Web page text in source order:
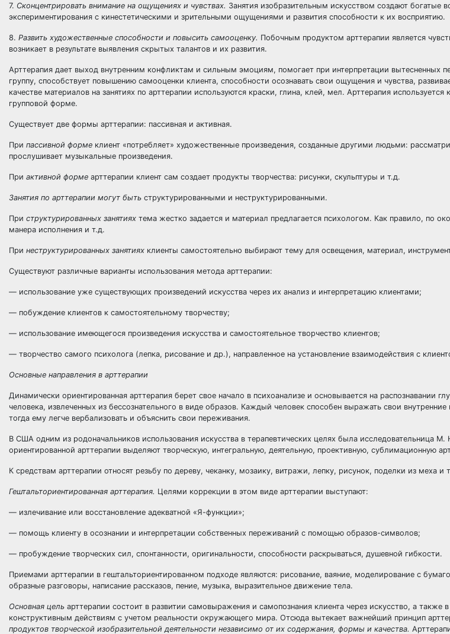
7. Сконцентрировать внимание на ощущениях и чувствах. Занятия изобразительным искусством создают богатые
экспериментирования с кинестетическими и зрительными ощущениями и развития способности к их восприятию.
8. Развить художественные способности и повысить самооценку. Побочным продуктом арттерапии является
возникает в результате выявления скрытых талантов и их развития.
Арттерапия дает выход внутренним конфликтам и сильным эмоциям, помогает при интерпретации вытесненных
группу, способствует повышению самооценки клиента, способности осознавать свои ощущения и чувства,
качестве материалов на занятиях по арттерапии используются краски, глина, клей, мел. Арттерапия используется
групповой форме.
Существует две формы арттерапии: пассивная и активная.
При пассивной форме клиент «потребляет» художественные произведения, созданные другими людьми:
прослушивает музыкальные произведения.
При активной форме арттерапии клиент сам создает продукты творчества: рисунки, скульптуры и т.д.
Занятия по арттерапии могут быть структурированными и неструктурированными.
При структурированных занятиях тема жестко задается и материал предлагается психологом. Как правило, по
манера исполнения и т.д.
При неструктурированных занятиях клиенты самостоятельно выбирают тему для освещения, материал,
Существуют различные варианты использования метода арттерапии:
— использование уже существующих произведений искусства через их анализ и интерпретацию клиентами;
— побуждение клиентов к самостоятельному творчеству;
— использование имеющегося произведения искусства и самостоятельное творчество клиентов;
— творчество самого психолога (лепка, рисование и др.), направленное на установление взаимодействия с
Основные направления в арттерапии
Динамически ориентированная арттерапия берет свое начало в психоанализе и основывается на распознавании
человека, извлеченных из бессознательного в виде образов. Каждый человек способен выражать свои
тогда ему легче вербализовать и объяснить свои переживания.
В США одним из родоначальников использования искусства в терапевтических целях была исследовательница
ориентированной арттерапии выделяют творческую, интегральную, деятельную, проективную, сублимационную
К средствам арттерапии относят резьбу по дереву, чеканку, мозаику, витражи, лепку, рисунок, поделки из меха и
Гештальториентированная арттерапия. Целями коррекции в этом виде арттерапии выступают:
— излечивание или восстановление адекватной «Я-функции»;
— помощь клиенту в осознании и интерпретации собственных переживаний с помощью образов-символов;
— пробуждение творческих сил, спонтанности, оригинальности, способности раскрываться, душевной гибкости.
Приемами арттерапии в гештальториентированном подходе являются: рисование, ваяние, моделирование с
образные разговоры, написание рассказов, пение, музыка, выразительное движение тела.
Основная цель арттерапии состоит в развитии самовыражения и самопознания клиента через искусство, а также
конструктивным действиям с учетом реальности окружающего мира. Отсюда вытекает важнейший принцип
продуктов творческой изобразительной деятельности независимо от их содержания, формы и качества.